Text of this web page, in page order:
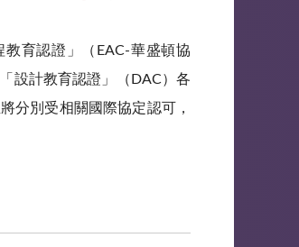
育認證」（EAC-華盛頓協
設計教育認證」（DAC）各
分別受相關國際協定認可，